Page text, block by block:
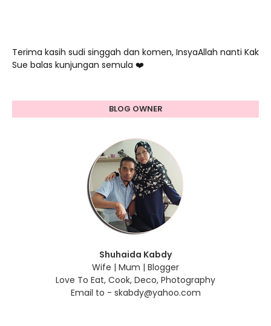
Terima kasih sudi singgah dan komen, InsyaAllah nanti Kak
Sue balas kunjungan semula ❤️
BLOG OWNER
Shuhaida Kabdy
Wife | Mum | Blogger
Love To Eat, Cook, Deco, Photography
Email to - skabdy@yahoo.com